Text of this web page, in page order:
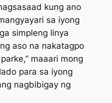
kung ano
sa iyong
simpleng linya
aso na nakatagpo
maaari mong
para sa iyong
nagbibigay ng